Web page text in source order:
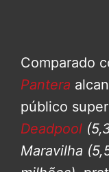
Comparado
Pantera
público
Deadpool
Maravilha